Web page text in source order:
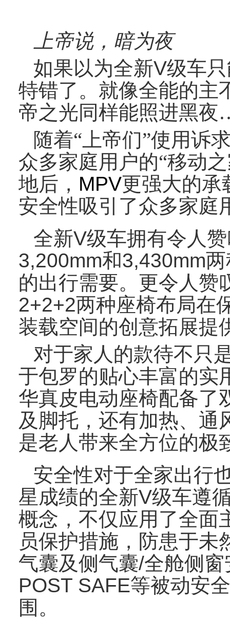
上帝说，暗为夜
如果以为全新V级车
特错了。就像全能的主
帝之光同样能照进黑
随着“上帝们”使用诉
众多家庭用户的“移动
地后， MPV更强大的承
安全性吸引了众多家庭
全新V级车拥有令人
3,200mm和3,430mm
的出行需要。更令人赞
2+2+2两种座椅布局在
装载空间的创意拓展提
对于家人的款待不只
于包罗的贴心丰富的实
华真皮电动座椅配备了
及脚托，还有加热、通
是老人带来全方位的极
安全性对于全家出行
星成绩的全新V级车遵
概念，不仅应用了全面
员保护措施，防患于未
气囊及侧气囊/全舱侧
POST SAFE等被动安
围。